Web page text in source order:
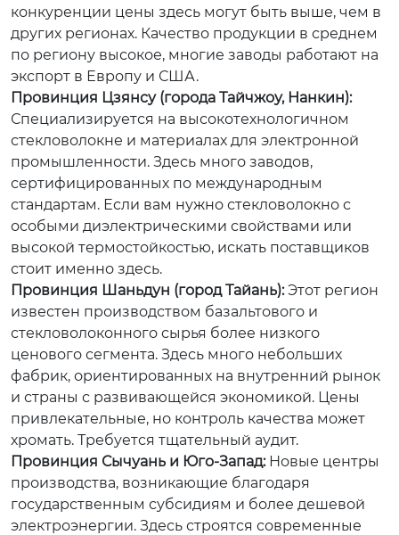
конкуренции цены здесь могут быть выше, чем в
других регионах. Качество продукции в среднем
по региону высокое, многие заводы работают на
экспорт в Европу и США.
Провинция Цзянсу (города Тайчжоу, Нанкин):
Специализируется на высокотехнологичном
стекловолокне и материалах для электронной
промышленности. Здесь много заводов,
сертифицированных по международным
стандартам. Если вам нужно стекловолокно с
особыми диэлектрическими свойствами или
высокой термостойкостью, искать поставщиков
стоит именно здесь.
Провинция Шаньдун (город Тайань):Этот регион
известен производством базальтового и
стекловолоконного сырья более низкого
ценового сегмента. Здесь много небольших
фабрик, ориентированных на внутренний рынок
и страны с развивающейся экономикой. Цены
привлекательные, но контроль качества может
хромать. Требуется тщательный аудит.
Провинция Сычуань и Юго-Запад:Новые центры
производства, возникающие благодаря
государственным субсидиям и более дешевой
электроэнергии. Здесь строятся современные